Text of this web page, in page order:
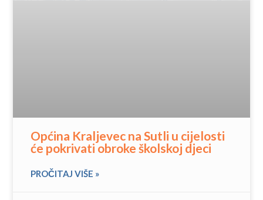
Općina Kraljevec na Sutli u cijelosti
će pokrivati obroke školskoj djeci
PROČITAJ VIŠE »